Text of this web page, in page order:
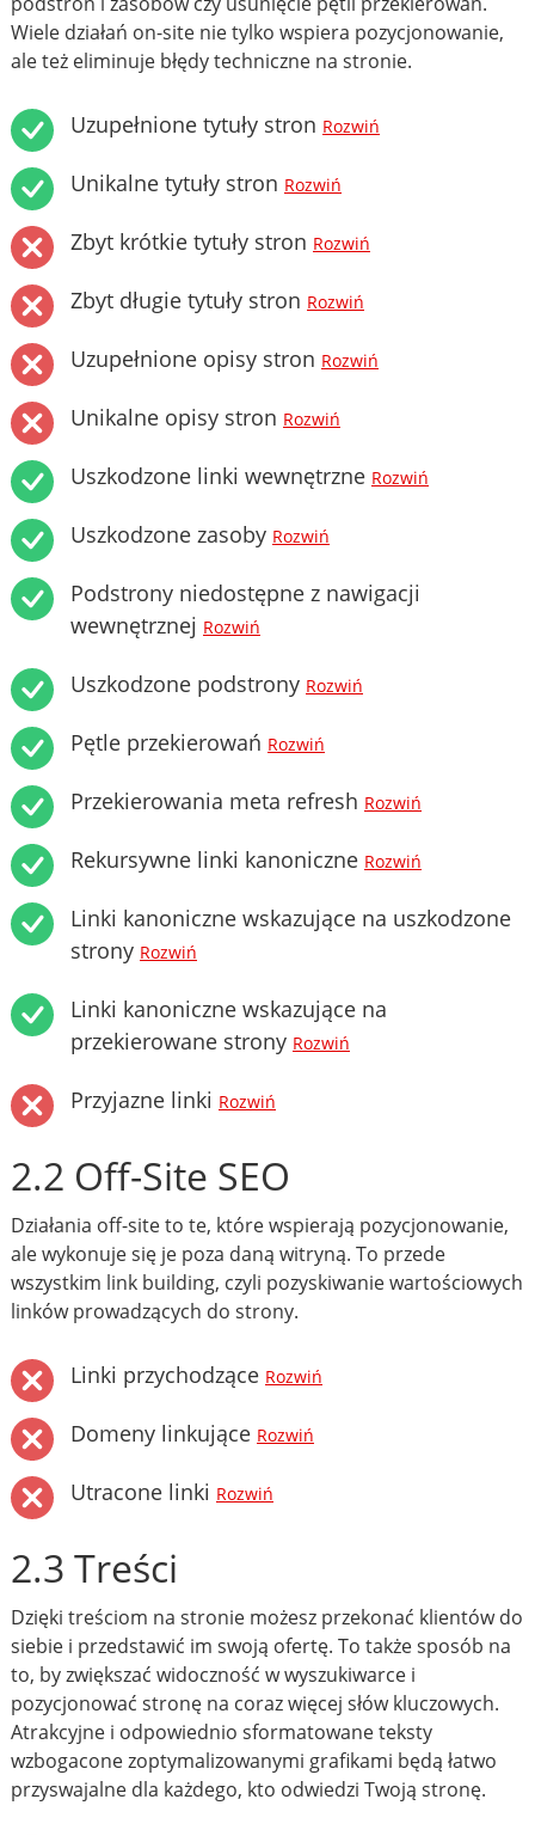
Wiele działań on-site nie tylko wspiera pozycjonowanie,
ale też eliminuje błędy techniczne na stronie.
Uzupełnione tytuły stron Rozwiń
Unikalne tytuły stron Rozwiń
Zbyt krótkie tytuły stron Rozwiń
Zbyt długie tytuły stron Rozwiń
Uzupełnione opisy stron Rozwiń
Unikalne opisy stron Rozwiń
Uszkodzone linki wewnętrzne Rozwiń
Uszkodzone zasoby Rozwiń
Podstrony niedostępne z nawigacji
wewnętrznej Rozwiń
Uszkodzone podstrony Rozwiń
Pętle przekierowań Rozwiń
Przekierowania meta refresh Rozwiń
Rekursywne linki kanoniczne Rozwiń
Linki kanoniczne wskazujące na uszkodzone
strony Rozwiń
Linki kanoniczne wskazujące na
przekierowane strony Rozwiń
Przyjazne linki Rozwiń
2.2 Off-Site SEO
Działania off-site to te, które wspierają pozycjonowanie,
ale wykonuje się je poza daną witryną. To przede
wszystkim link building, czyli pozyskiwanie wartościowych
linków prowadzących do strony.
Linki przychodzące Rozwiń
Domeny linkujące Rozwiń
Utracone linki Rozwiń
2.3 Treści
Dzięki treściom na stronie możesz przekonać klientów do
siebie i przedstawić im swoją ofertę. To także sposób na
to, by zwiększać widoczność w wyszukiwarce i
pozycjonować stronę na coraz więcej słów kluczowych.
Atrakcyjne i odpowiednio sformatowane teksty
wzbogacone zoptymalizowanymi grafikami będą łatwo
przyswajalne dla każdego, kto odwiedzi Twoją stronę.